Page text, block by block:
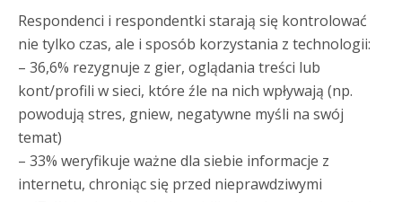
Respondenci i respondentki starają się kontrolować
nie tylko czas, ale i sposób korzystania z technologii:
– 36,6% rezygnuje z gier, oglądania treści lub
kont/profili w sieci, które źle na nich wpływają (np.
powodują stres, gniew, negatywne myśli na swój
temat)
– 33% weryfikuje ważne dla siebie informacje z
internetu, chroniąc się przed nieprawdziwymi